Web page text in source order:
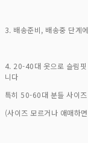
3. 배송준비, 배송중 단계
4. 20-40대 옷으로 슬림
니다
특히 50-60대 분들 사이
(사이즈 모르거나 애매하